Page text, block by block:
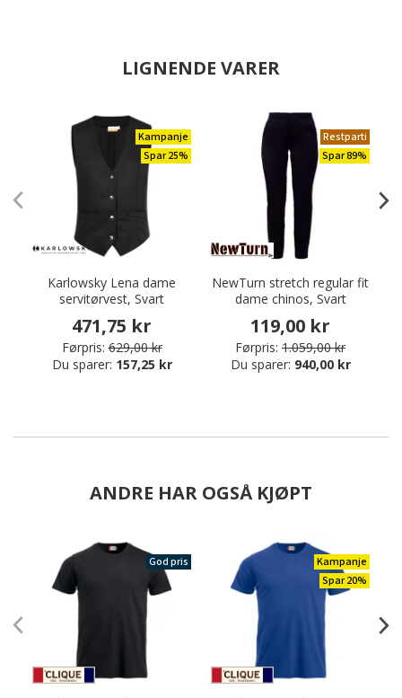
LIGNENDE VARER
Kampanje
Spar 25%
Karlowsky Lena dame
servitørvest, Svart
471,75 kr
Førpris: 629,00 kr
Du sparer: 157,25 kr
Restparti
Spar 89%
NewTurn stretch regular fit
dame chinos, Svart
119,00 kr
Førpris: 1.059,00 kr
Du sparer: 940,00 kr
ANDRE HAR OGSÅ KJØPT
God pris
Kampanje
Spar 20%